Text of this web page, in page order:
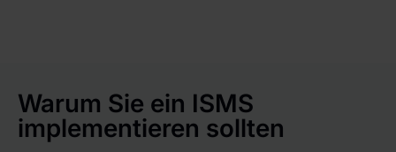
Warum Sie ein ISMS
implementieren sollten